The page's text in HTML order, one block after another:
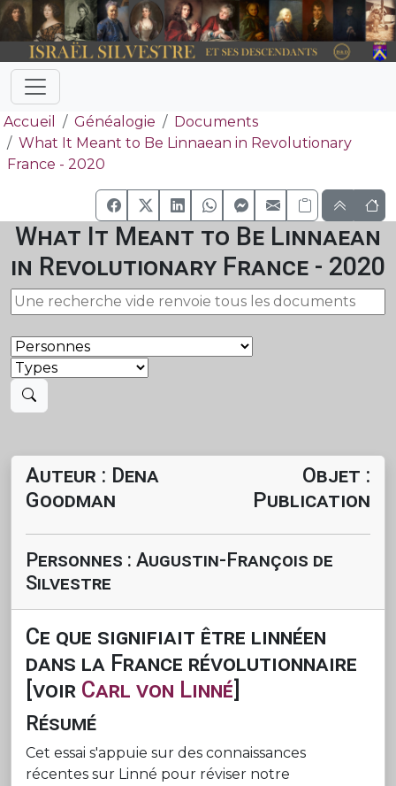
Accueil Généalogie
Documents
What It Meant to Be Linnaean in Revolutionary
France - 2020
What It Meant to Be Linnaean
in Revolutionary France - 2020
Auteur : Dena
Goodman
Objet :
Publication
Personnes : Augustin-François de
Silvestre
Ce que signifiait être linnéen
dans la France révolutionnaire
[voir Carl von Linné
Résumé
Cet essai s'appuie sur des connaissances
récentes sur Linné pour réviser notre